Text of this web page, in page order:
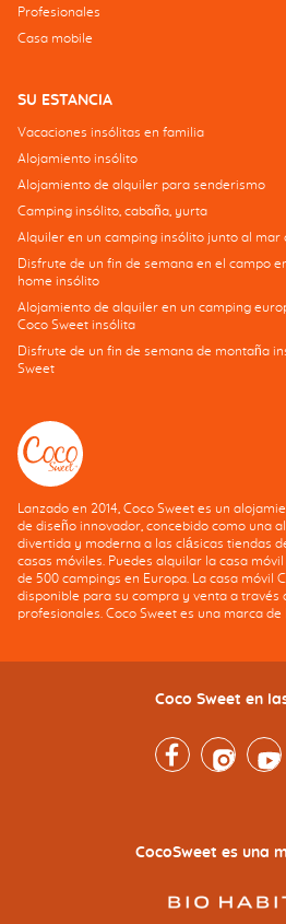
Profesionales
Casa mobile
SU ESTANCIA
Vacaciones insólitas en familia
Alojamiento insólito
Alojamiento de alquiler para senderismo
Camping insólito, cabaña, yurta
Alquiler en un camping insólito junto al mar
Disfrute de un fin de semana en el campo
home insólito
Alojamiento de alquiler en un camping
Coco Sweet insólita
Disfrute de un fin de semana de montaña
Sweet
Lanzado en 2014, Coco Sweet es un
de diseño innovador, concebido como una
divertida y moderna a las clásicas tiendas
casas móviles. Puedes alquilar la casa móvil
de 500 campings en Europa. La casa móvil
disponible para su compra y venta a través
profesionales. Coco Sweet es una marca de
Coco Sweet en
FacebookInstagram
CocoSweet es una